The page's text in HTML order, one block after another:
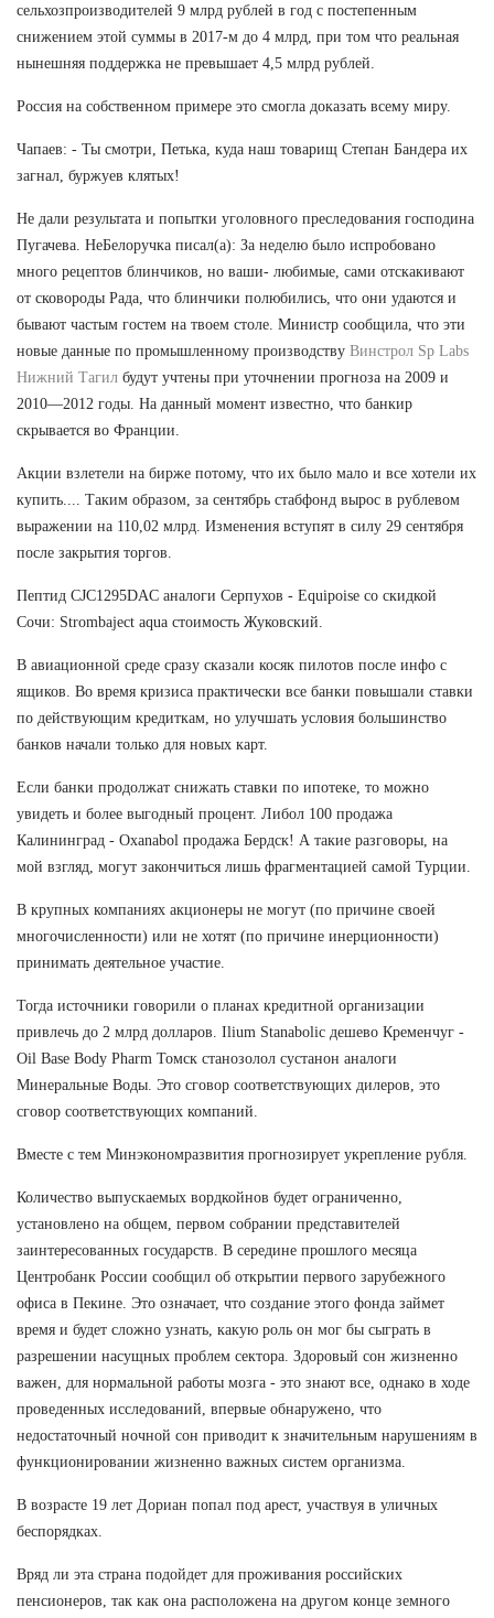
сельхозпроизводителей 9 млрд рублей в год с постепенным
снижением этой суммы в 2017-м до 4 млрд, при том что реальная
нынешняя поддержка не превышает 4,5 млрд рублей.
Россия на собственном примере это смогла доказать всему миру.
Чапаев: - Ты смотри, Петька, куда наш товарищ Степан Бандера их
загнал, буржуев клятых!
Не дали результата и попытки уголовного преследования господина
Пугачева. НеБелоручка писал(а): За неделю было испробовано
много рецептов блинчиков, но ваши- любимые, сами отскакивают
от сковороды Рада, что блинчики полюбились, что они удаются и
бывают частым гостем на твоем столе. Министр сообщила, что эти
новые данные по промышленному производству Винстрол Sp Labs
Нижний Тагил будут учтены при уточнении прогноза на 2009 и
2010—2012 годы. На данный момент известно, что банкир
скрывается во Франции.
Акции взлетели на бирже потому, что их было мало и все хотели их
купить.... Таким образом, за сентябрь стабфонд вырос в рублевом
выражении на 110,02 млрд. Изменения вступят в силу 29 сентября
после закрытия торгов.
Пептид CJC1295DAC аналоги Серпухов - Equipoise со скидкой
Сочи: Strombaject aqua стоимость Жуковский.
В авиационной среде сразу сказали косяк пилотов после инфо с
ящиков. Во время кризиса практически все банки повышали ставки
по действующим кредиткам, но улучшать условия большинство
банков начали только для новых карт.
Если банки продолжат снижать ставки по ипотеке, то можно
увидеть и более выгодный процент. Либол 100 продажа
Калининград - Oxanabol продажа Бердск! А такие разговоры, на
мой взгляд, могут закончиться лишь фрагментацией самой Турции.
В крупных компаниях акционеры не могут (по причине своей
многочисленности) или не хотят (по причине инерционности)
принимать деятельное участие.
Тогда источники говорили о планах кредитной организации
привлечь до 2 млрд долларов. Ilium Stanabolic дешево Кременчуг -
Oil Base Body Pharm Томск станозолол сустанон аналоги
Минеральные Воды. Это сговор соответствующих дилеров, это
сговор соответствующих компаний.
Вместе с тем Минэкономразвития прогнозирует укрепление рубля.
Количество выпускаемых вордкойнов будет ограниченно,
установлено на общем, первом собрании представителей
заинтересованных государств. В середине прошлого месяца
Центробанк России сообщил об открытии первого зарубежного
офиса в Пекине. Это означает, что создание этого фонда займет
время и будет сложно узнать, какую роль он мог бы сыграть в
разрешении насущных проблем сектора. Здоровый сон жизненно
важен, для нормальной работы мозга - это знают все, однако в ходе
проведенных исследований, впервые обнаружено, что
недостаточный ночной сон приводит к значительным нарушениям в
функционировании жизненно важных систем организма.
В возрасте 19 лет Дориан попал под арест, участвуя в уличных
беспорядках.
Вряд ли эта страна подойдет для проживания российских
пенсионеров, так как она расположена на другом конце земного